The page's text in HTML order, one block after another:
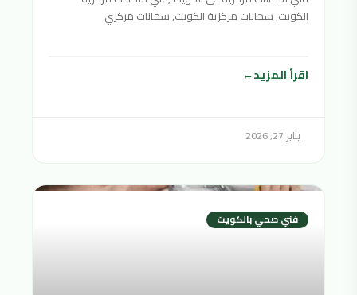
الكويت, سخانات مركزية الكويت, سخانات مركزي
اقرأ المزيد
يناير 27, 2026
فني صحي بالكويت